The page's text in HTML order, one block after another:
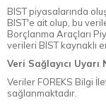
BIST piyasalarında
BIST'e ait olup, bu
Borçlanma Araçları
verileri BIST kaynaklı
Veri Sağlayıcı Uyarı
Veriler FOREKS Bilgi
sağlanmaktadır.